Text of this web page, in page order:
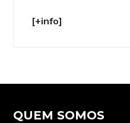
[+info]
QUEM SOMOS